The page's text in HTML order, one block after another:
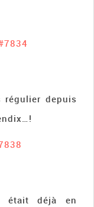
depuis
était déjà en